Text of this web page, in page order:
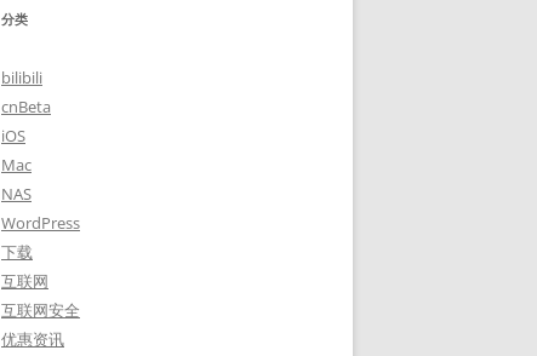
分类
bilibili
cnBeta
iOS
Mac
NAS
WordPress
下载
互联网
互联网安全
优惠资讯